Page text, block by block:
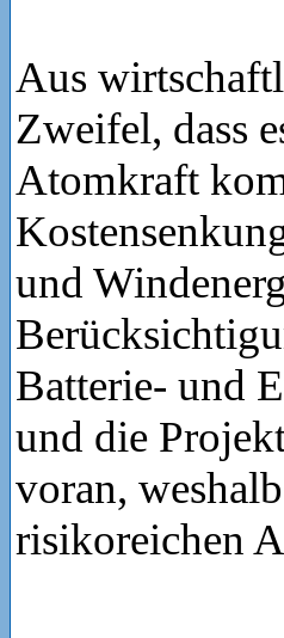
Aus
Zweifel, dass
Atomkraft
und
Batterie- und
und die
voran,
risikoreichen